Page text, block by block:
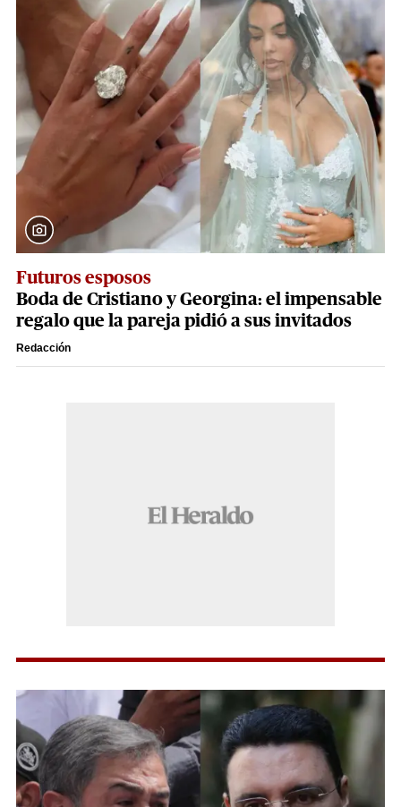
Futuros esposos
Boda de Cristiano y Georgina: el impensable
regalo que la pareja pidió a sus invitados
Redacción